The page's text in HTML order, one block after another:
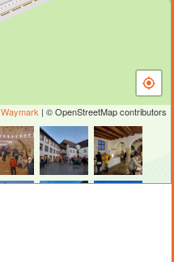
Waymark | © OpenStreetMap contributors